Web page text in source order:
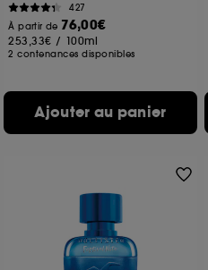
427
À partir de 76,00€
253,33€ / 100ml
2 contenances disponibles
Ajouter au panier